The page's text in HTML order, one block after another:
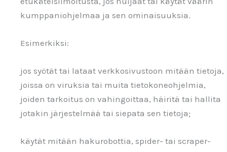
kumppaniohjelmaa ja sen ominaisuuksia.
Esimerkiksi:
jos syötät tai lataat verkkosivustoon mitään tietoja,
joissa on viruksia tai muita tietokoneohjelmia,
joiden tarkoitus on vahingoittaa, häiritä tai hallita
jotakin järjestelmää tai siepata sen tietoja;
käytät mitään hakurobottia, spider- tai scraper-